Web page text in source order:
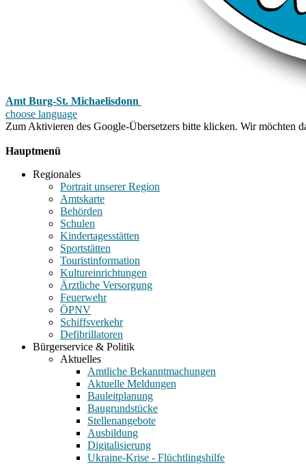
Amt Burg-St. Michaelisdonn
choose language
Zum Aktivieren des Google-Übersetzers bitte klicken. Wir möchten
Hauptmenü
Regionales
Portrait unserer Region
Amtskarte
Behörden
Schulen
Kindertagesstätten
Sportstätten
Touristinformation
Kultureinrichtungen
Ärztliche Versorgung
Feuerwehr
ÖPNV
Schiffsverkehr
Defibrillatoren
Bürgerservice & Politik
Aktuelles
Amtliche Bekanntmachungen
Aktuelle Meldungen
Bauleitplanung
Baugrundstücke
Stellenangebote
Ausbildung
Digitalisierung
Ukraine-Krise - Flüchtlingshilfe